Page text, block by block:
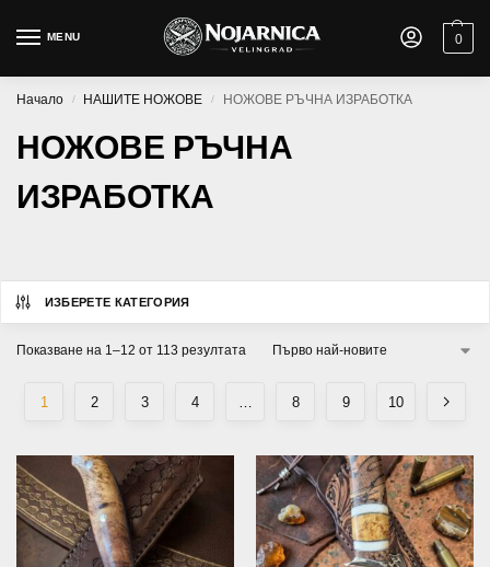
MENU 0
Начало / НАШИТЕ НОЖОВЕ / НОЖОВЕ РЪЧНА ИЗРАБОТКА
НОЖОВЕ РЪЧНА
ИЗРАБОТКА
ИЗБЕРЕТЕ КАТЕГОРИЯ
Показване на 1–12 от 113 резултата
1 2 3 4 … 8 9 10